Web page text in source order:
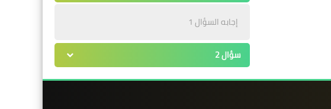
إجابه السؤال 1
سؤال 2